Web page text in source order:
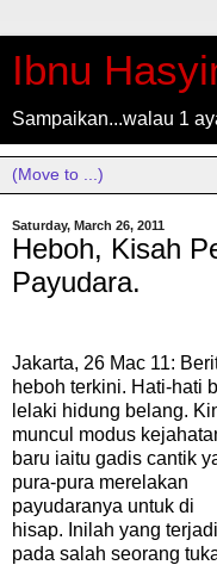
Ibnu
Sampaikan...walau 1
Saturday, March 26, 2011
Heboh, Kisah
Payudara.
Jakarta, 26 Mac 11:
heboh terkini. Hati-hati
lelaki hidung belang.
muncul modus
baru iaitu gadis cantik
pura-pura merelakan
payudaranya untuk di
hisap. Inilah yang terjadi
pada salah seorang